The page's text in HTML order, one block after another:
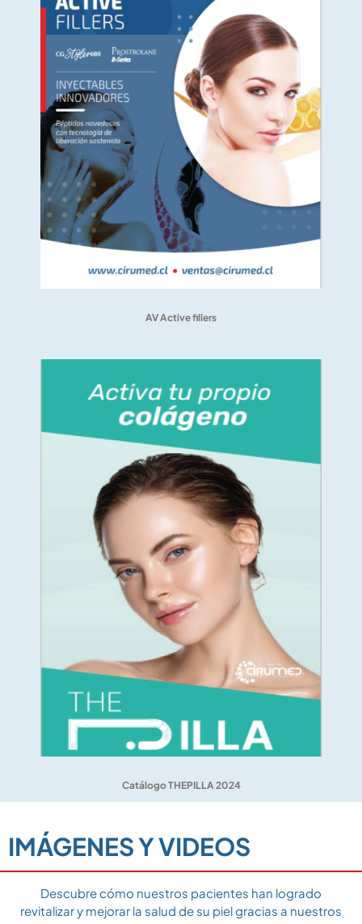
AV Active fillers
Catálogo THEPILLA 2024
IMÁGENES Y VIDEOS
Descubre cómo nuestros pacientes han logrado
revitalizar y mejorar la salud de su piel gracias a nuestros